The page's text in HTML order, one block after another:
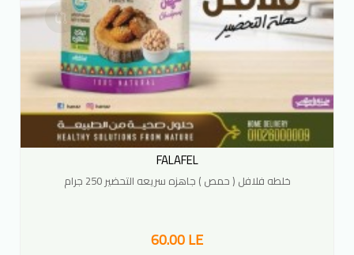
FALAFEL
خلطه فلافل ( حمص ) جاهزه سريعه التحضير 250 جرام
60.00 LE